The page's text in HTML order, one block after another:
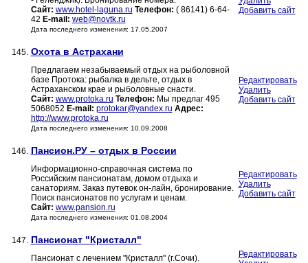
Сайт: www.hotel-laguna.ru Телефон: ( 86141) 6-64-
42 E-mail: web@novtk.ru
Дата последнего изменения: 17.05.2007
Добавить сайт
145. Охота в Астрахани
Предлагаем незабываемый отдых на рыболовной
базе Протока: рыбалка в дельте, отдых в
Астраханском крае и рыболовные снасти.
Сайт: www.protoka.ru Телефон: Мы предлаг 495
5068052 E-mail: protokar@yandex.ru Адрес:
http://www.protoka.ru
Дата последнего изменения: 10.09.2008
Редактировать
Удалить
Добавить сайт
146. Пансион.РУ – отдых в России
Информационно-справочная система по
Российским пансионатам, домом отдыха и
санаториям. Заказ путевок он-лайн, бронирование.
Поиск пансионатов по услугам и ценам.
Сайт: www.pansion.ru
Дата последнего изменения: 01.08.2004
Редактировать
Удалить
Добавить сайт
147. Пансионат "Кристалл"
Пансионат с лечением "Кристалл" (г.Сочи).
Редактировать